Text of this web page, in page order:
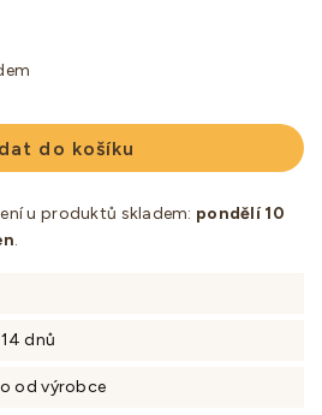
do košíku
u produktů skladem: pondělí 10
.
dnů
od výrobce